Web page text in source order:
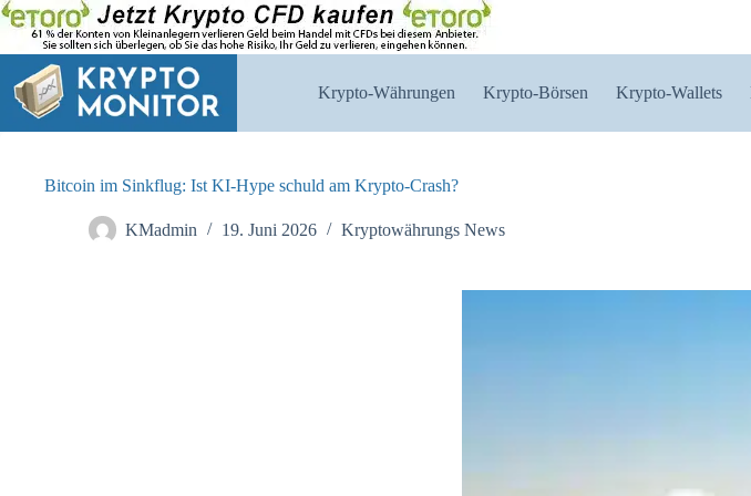
Zum
Inhalt
springen
Krypto-Währungen Krypto-Börsen Krypto-Wallets
Bitcoin im Sinkflug: Ist KI-Hype schuld am Krypto-Crash?
KMadmin 19. Juni 2026 Kryptowährungs News